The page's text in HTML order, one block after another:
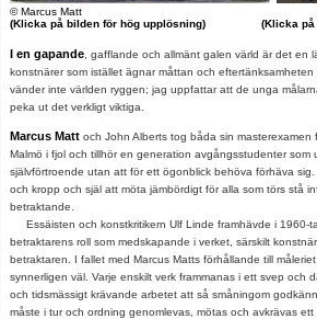
© Marcus Matt
(Klicka på bilden för hög upplösning)
(Klicka på
I en gapande, gafflande och allmänt galen värld är det en
konstnärer som istället ägnar måttan och eftertänksamheten
vänder inte världen ryggen; jag uppfattar att de unga
peka ut det verkligt viktiga.
Marcus Mattoch John Alberts tog båda sin masterexamen
Malmö i fjol och tillhör en generation avgångsstudenter som
självförtroende utan att för ett ögonblick behöva förhäva sig.
och kropp och själ att möta jämbördigt för alla som törs stå
betraktande.
Essäisten och konstkritikern Ulf Linde framhävde i 1960-
betraktarens roll som medskapande i verket, särskilt
betraktaren. I fallet med Marcus Matts förhållande till
synnerligen väl. Varje enskilt verk frammanas i ett svep och
och tidsmässigt krävande arbetet att så småningom
måste i tur och ordning genomlevas, mötas och avkrävas